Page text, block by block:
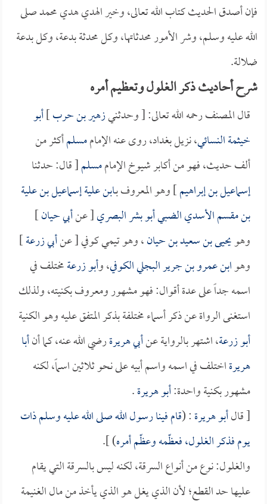
فإن أصدق الحديث كتاب الله تعالى، وخير الهدي هدي محمد صلى
الله عليه وسلم، وشر الأمور محدثاتها، وكل محدثة بدعة، وكل بدعة
ضلالة.
شرح أحاديث ذكر الغلول وتعظيم أمره
قال المصنف رحمه الله تعالى: [ وحدثنيزهير بن حرب]أبو
خيثمة النسائي، نزيل بغداد، روى عنه الإماممسلمأكثر من
ألف حديث، فهو من أكابر شيوخ الإماممسلم[ قال: حدثنا
إسماعيل بن إبراهيم] وهو المعروف بـابن عليةإسماعيل بن علية
بن مقسم الأسدي الضبي أبو بشر البصري[ عنأبي حيان]
وهويحيى بن سعيد بن حيان، وهو تيمي كوفي [ عنأبي زرعة]
وهوابن عمرو بن جرير البجلي الكوفي، وأبو زرعةمختلف في
اسمه جداً على عدة أقوال: فهو مشهور ومعروف بكنيته، ولذلك
استغنى الرواة عن ذكر أسماء مختلفة بذكر المتفق عليه وهو الكنية
أبو زرعة، اشتهر بالرواية عنأبي هريرةرضي الله عنه، كما أنأبا
هريرةاختلف في اسمه واسم أبيه على نحو ثلاثين اسماً، لكنه
مشهور بكنية واحدة:أبو هريرة.
[ قالأبو هريرة: (قام فينا رسول الله صلى الله عليه وسلم ذات
يوم فذكر الغلول، فعظّمه وعظّم أمره) ].
والغلول: نوع من أنواع السرقة، لكنه ليس بالسرقة التي يقام
عليها حد القطع؛ لأن الذي يغل هو الذي يأخذ من مال الغنيمة